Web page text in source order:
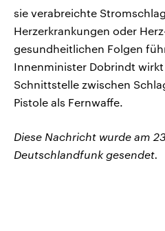
sie verabreichte
Herzerkrankungen oder
gesundheitlichen Folgen
Innenminister Dobrindt wirkt
Schnittstelle zwischen
Pistole als Fernwaffe.
Diese Nachricht wurde am
Deutschlandfunk gesendet.